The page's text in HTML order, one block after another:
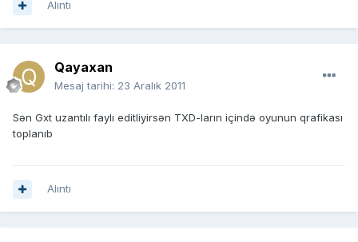
Alıntı
Qayaxan
Mesaj tarihi: 23 Aralık 2011
Sən Gxt uzantılı faylı editliyirsən TXD-ların içində oyunun qrafikası
toplanıb
Alıntı